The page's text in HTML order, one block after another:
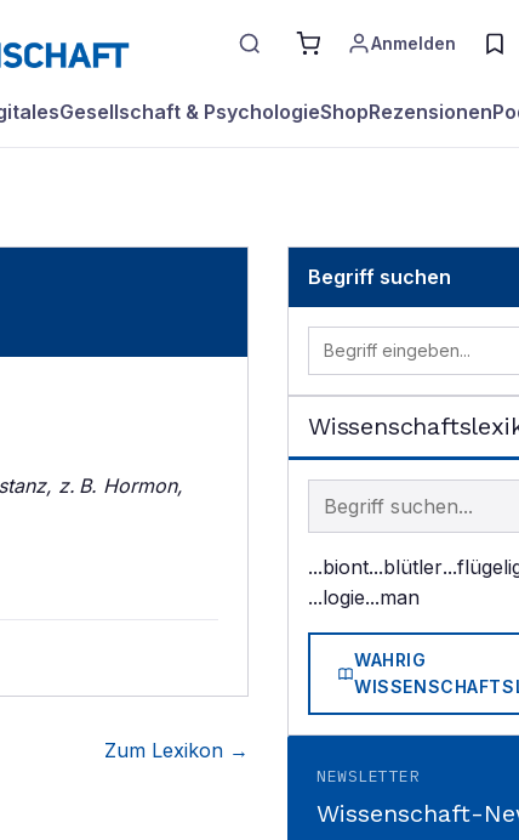
Anmelden
Gesellschaft & PsychologieShopRezensionen
z. B. Hormon,
Zum Lexikon →
Begriff suchen
Begriff im Lexikon
...biont...blütler
...logie...man
WAHRIG
NEWSLETTER
Wissenschaft-